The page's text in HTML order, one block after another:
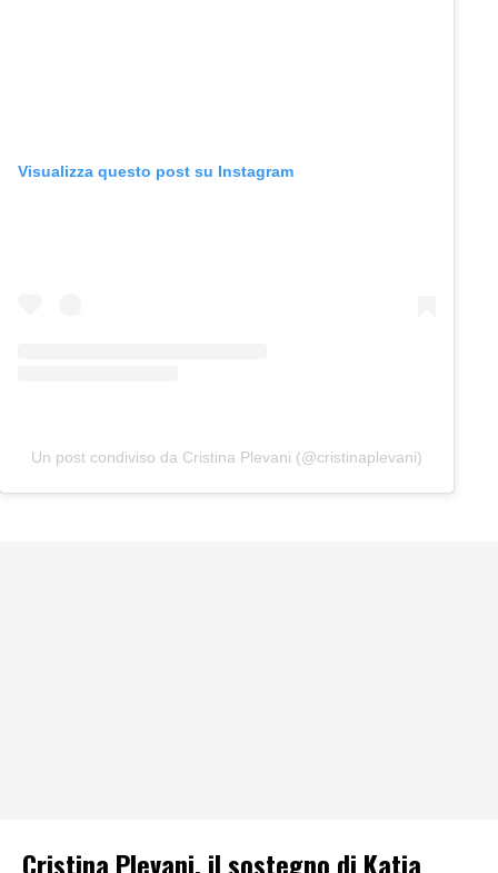
Visualizza questo post su Instagram
Un post condiviso da Cristina Plevani (@cristinaplevani)
Cristina Plevani, il sostegno di Katia